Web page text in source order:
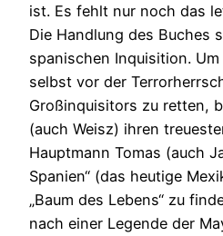
ist. Es fehlt nur noch das
Die Handlung des Buches
spanischen Inquisition.
selbst vor der
Großinquisitors zu retten,
(auch Weisz) ihren
Hauptmann Tomas (auch
Spanien“ (das heutige
„Baum des Lebens“ zu
nach einer Legende der